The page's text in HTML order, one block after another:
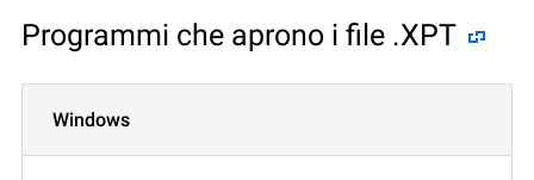
Programmi che aprono i file .XPT
Windows